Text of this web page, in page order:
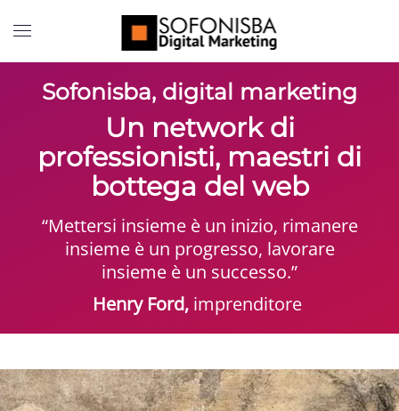
Sofonisba, digital marketing
Un network di
professionisti, maestri di
bottega del web
“Mettersi insieme è un inizio, rimanere
insieme è un progresso, lavorare
insieme è un successo.”
Henry Ford, imprenditore